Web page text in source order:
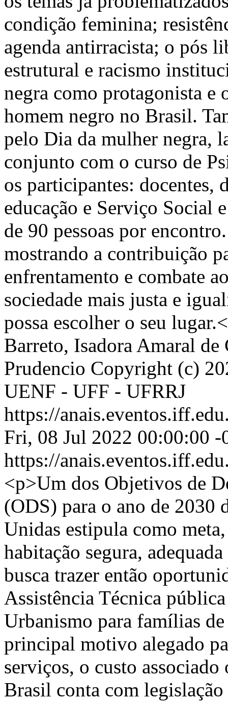
condição feminina;
agenda antirracista; o pós
estrutural e racismo
negra como protagonista e
homem negro no Brasil.
pelo Dia da mulher negra,
conjunto com o curso de
os participantes: docentes,
educação e Serviço Social
de 90 pessoas por
mostrando a contribuição
enfrentamento e combate
sociedade mais justa e
possa escolher o seu
Barreto, Isadora Amaral
Prudencio Copyright (c)
UENF - UFF - UFRRJ
https://
Fri, 08 Jul 2022 00:00:00 -
https://
<p>Um dos Objetivos de
(ODS) para o ano de 2030
Unidas estipula como
habitação segura,
busca trazer então
Assistência Técnica
Urbanismo para famílias
principal motivo alegado
serviços, o custo associado
Brasil conta com